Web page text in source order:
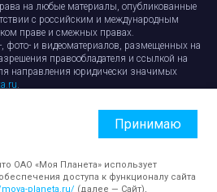
на любые материалы, опубликованные
с российским и международным
праве и смежных правах.
фото- и видеоматериалов, размещенных на
правообладателя и ссылкой на
направления юридически значимых
.
файлами
Обработка персональных данных
Принимаю
ОАО «Моя Планета» использует
доступа к функционалу сайта
planeta.ru/ (далее — Сайт),